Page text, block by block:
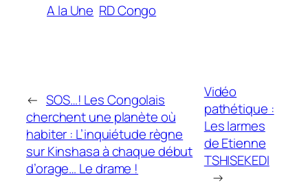
A la Une RD Congo
← SOS…! Les Congolais
cherchent une planète où
habiter : L’inquiétude règne
sur Kinshasa à chaque début
d’orage… Le drame !
Vidéo
pathétique :
Les larmes
de Etienne
TSHISEKEDI
→